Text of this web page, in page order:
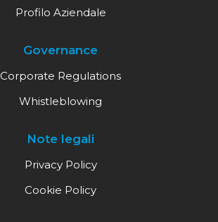
Profilo Aziendale
Governance
Corporate Regulations
Whistleblowing
Note legali
Privacy Policy
Cookie Policy